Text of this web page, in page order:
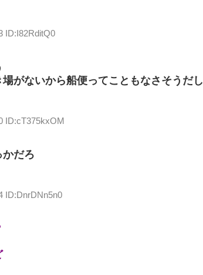
ID:I82RditQ0
がないから船便ってこともなさそうだし
ID:cT375kxOM
だろ
ID:DnrDNn5n0